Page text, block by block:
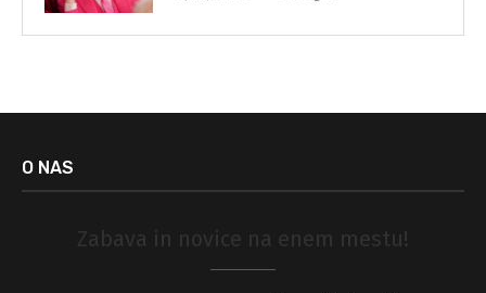
O NAS
Zabava in novice na enem mestu!